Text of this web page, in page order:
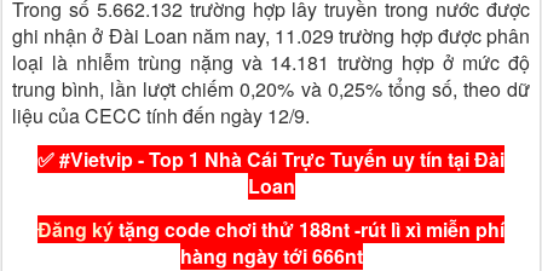
Trong số 5.662.132 trường hợp lây truyền trong nước được
ghi nhận ở Đài Loan năm nay, 11.029 trường hợp được phân
loại là nhiễm trùng nặng và 14.181 trường hợp ở mức độ
trung bình, lần lượt chiếm 0,20% và 0,25% tổng số, theo dữ
liệu của CECC tính đến ngày 12/9.
✅ #Vietvip -Top 1 Nhà Cái Trực Tuyến uy tín tại Đài
Loan
Đăng kýtặng code chơi thử 188nt -rút lì xì miễn phí
hàng ngày tới 666nt